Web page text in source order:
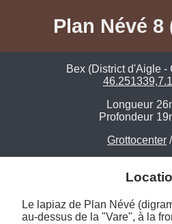
Plan Névé 8
Bex (District d'Aigle -
Longueur
Profondeur
Grottocenter /
Le lapiaz de Plan Névé
au-dessus de la "Vare", à la